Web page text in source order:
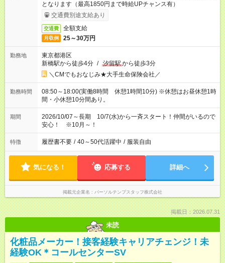
となります（最高1850円まで時給UPチャンス有）
交通費別途支給あり
交通費 全額支給
月収例 25～30万円
勤務地
東京都港区
新橋駅から徒歩4分 / 汐留駅から徒歩3分
＼CMでもおなじみ★大手生命保険会社／
勤務時間
08:50～18:00(実働8時間 休憩1時間10分) ※休憩はお昼休憩1時
間・小休憩10分間あり。
期間
2026/10/07～長期 10/7(水)から一斉スタート！仲間がいるので
安心！ ※10月～！
特徴 履歴書不要 / 40～50代活躍中 / 服装自由
気になる！ 応募する 詳細へ
掲載元企業名 パーソルテンプスタッフ株式会社
掲載日：2026.07.31
未読
化粧品メーカー！接客経験キャリアチェンジ！未
経験OK＊コールセンターSV